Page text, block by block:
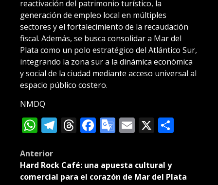
reactivación del patrimonio turístico, la
generación de empleo local en múltiples
sectores y el fortalecimiento de la recaudación
fiscal. Además, se busca consolidar a Mar del
Plata como un polo estratégico del Atlántico Sur,
integrando la zona sur a la dinámica económica
y social de la ciudad mediante acceso universal al
espacio público costero.
NMDQ
WhatsApp
Telegram
Threads
Facebook
Google
Email
X
Post
navigation
Anterior
Hard Rock Café: una apuesta cultural y
comercial para el corazón de Mar del Plata